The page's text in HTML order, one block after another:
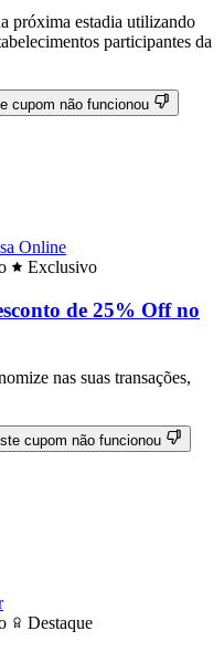
próxima estadia utilizando
participantes da
cupom não funcionou
Online
Exclusivo
de 25% Off no
nas suas transações,
cupom não funcionou
Destaque